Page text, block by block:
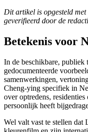
Dit artikel is opgesteld
geverifieerd door de
Betekenis voor
In de beschikbare, publiek
gedocumenteerde
samenwerkingen,
Cheng-ying specifiek in
over optredens,
persoonlijk heeft
Wel valt vast te stellen dat